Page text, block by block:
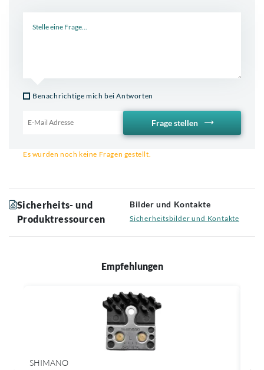
Benachrichtige mich bei Antworten
Frage stellen
Es wurden noch keine Fragen gestellt.
Sicherheits- und
Produktressourcen
Bilder und Kontakte
Sicherheitsbilder und Kontakte
Empfehlungen
SHIMANO